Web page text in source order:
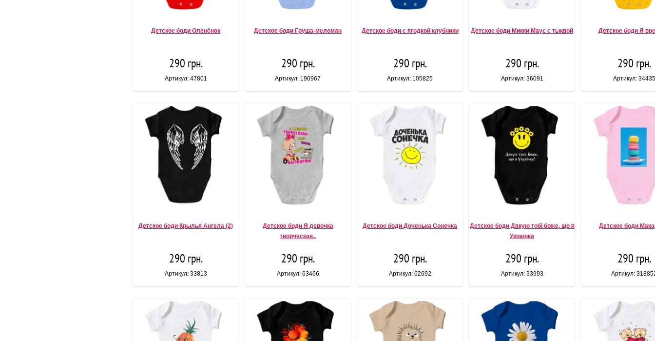
Детское боди Оленёнок
290 грн.
Артикул: 47801
Детское боди Груша-меломан
290 грн.
Артикул: 190967
Детское боди с ягодкой клубники
290 грн.
Артикул: 105825
Детское боди Микки Маус с тыквой
290 грн.
Артикул: 36091
Детское боди Я
290 грн.
Артикул: 34435
Детское боди Крылья Ангела (2)
290 грн.
Артикул: 33813
Детское боди Я девочка
творческая..
290 грн.
Артикул: 63466
Детское боди Доченька Сонечка
290 грн.
Артикул: 62692
Детское боди Дякую тобі боже, що я
Українка
290 грн.
Артикул: 33993
Детское боди
290 грн.
Артикул: